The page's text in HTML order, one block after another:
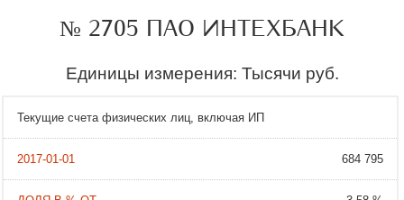
№ 2705 ПАО ИНТЕХБАНК
Единицы измерения: Тысячи руб.
Текущие счета физических лиц, включая ИП
684 795